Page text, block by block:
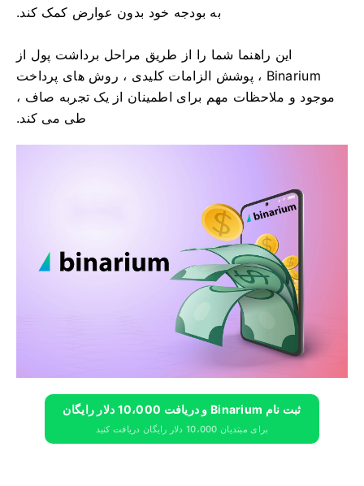
به بودجه خود بدون عوارض کمک کند.
این راهنما شما را از طریق مراحل برداشت پول از
Binarium ، پوشش الزامات کلیدی ، روش های پرداخت
موجود و ملاحظات مهم برای اطمینان از یک تجربه صاف ،
طی می کند.
ثبت نام Binarium و دریافت 10،000 دلار رایگان
برای مبتدیان 10،000 دلار رایگان دریافت کنید